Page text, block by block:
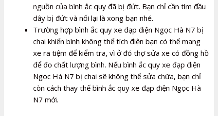
nguồn của bình ắc quy đã bị đứt. Bạn chỉ cần tìm đầu
dây bị đứt và nối lại là xong bạn nhé.
Trường hợp bình ắc quy xe đạp điện Ngọc Hà N7 bị
chai khiến bình không thể tích điện bạn có thể mang
xe ra tiệm để kiểm tra, vì ở đó thợ sửa xe có đồng hồ
để đo chất lượng bình. Nếu bình ắc quy xe đạp điện
Ngọc Hà N7 bị chai sẽ không thể sửa chữa, bạn chỉ
còn cách thay thế bình ắc quy xe đạp điện Ngọc Hà
N7 mới.